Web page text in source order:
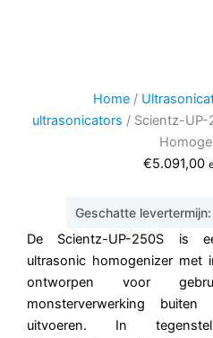
Home/
ultrasonicators / Scientz-UP-
€5.091,00
Geschatte
De Scientz-UP-250S is
ultrasonic homogenizer met
ontworpen voor
monsterverwerking
uitvoeren. In